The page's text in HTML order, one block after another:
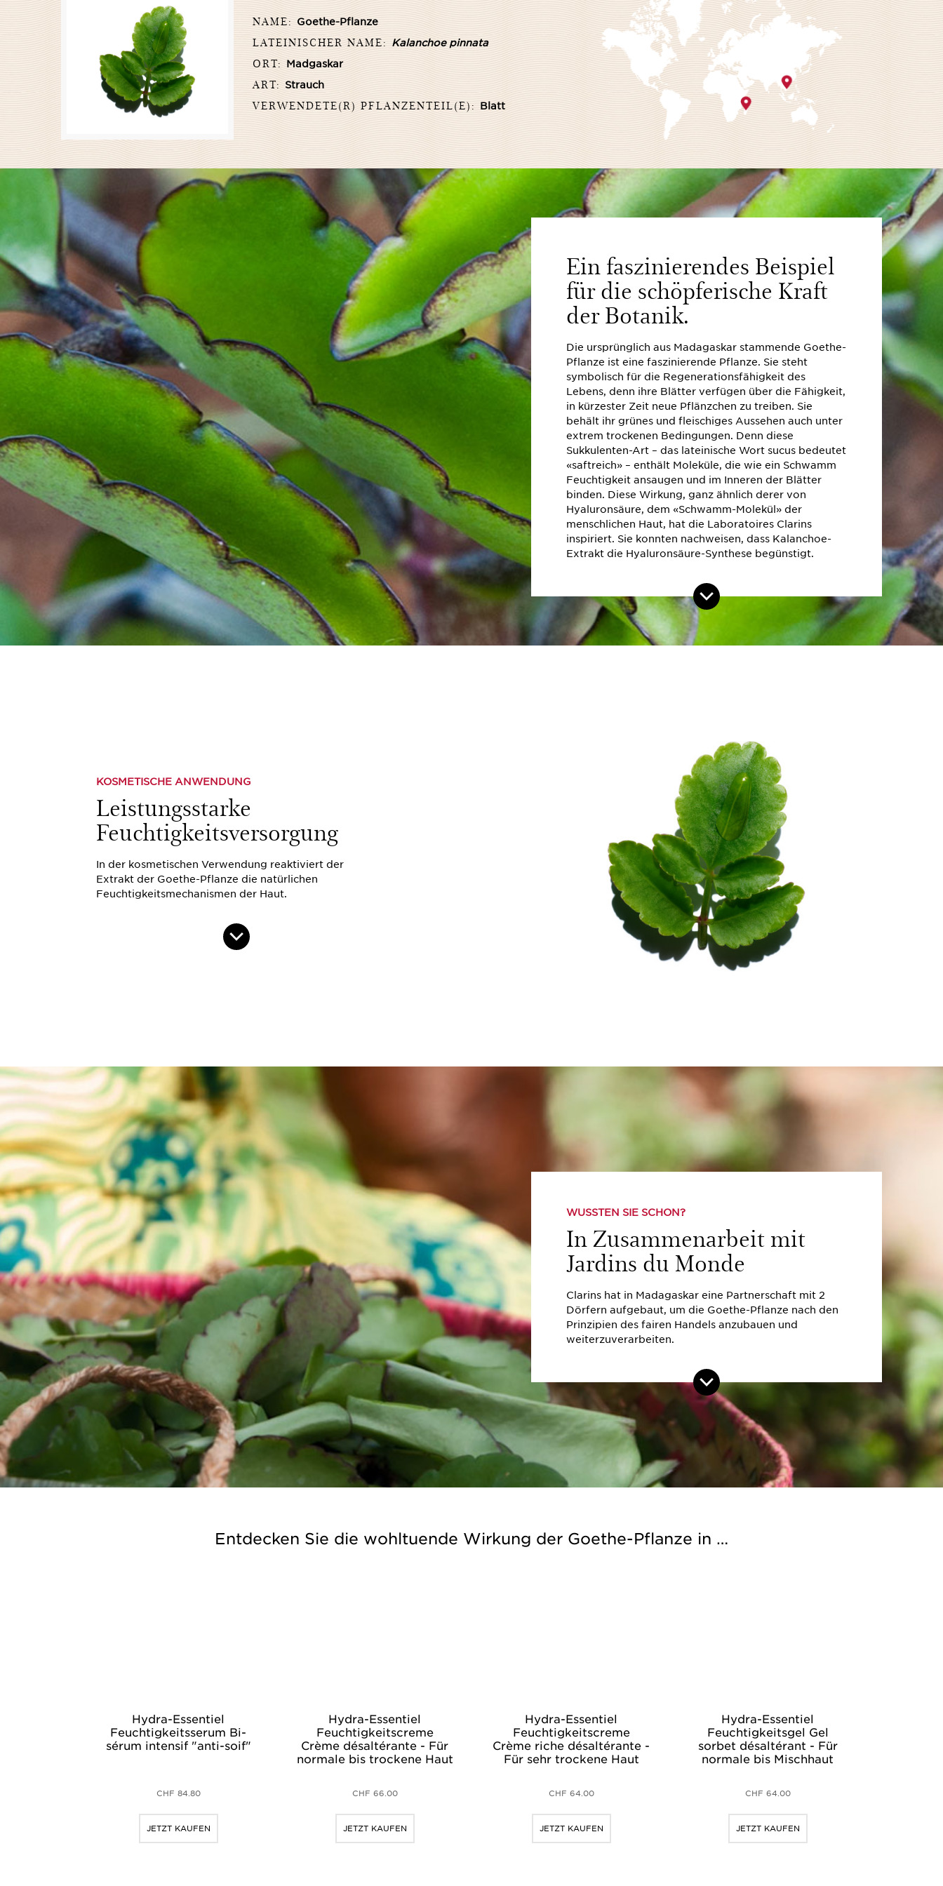
NAME: Goethe-Pflanze
LATEINISCHER NAME: Kalanchoe pinnata
ORT: Madgaskar
ART: Strauch
VERWENDETE(R) PFLANZENTEIL(E): Blatt
Ein faszinierendes Beispiel
für die schöpferische Kraft
der Botanik.
Die ursprünglich aus Madagaskar stammende Goethe-
Pflanze ist eine faszinierende Pflanze. Sie steht
symbolisch für die Regenerationsfähigkeit des
Lebens, denn ihre Blätter verfügen über die Fähigkeit,
in kürzester Zeit neue Pflänzchen zu treiben. Sie
behält ihr grünes und fleischiges Aussehen auch unter
extrem trockenen Bedingungen. Denn diese
Sukkulenten-Art – das lateinische Wort sucus bedeutet
«saftreich» – enthält Moleküle, die wie ein Schwamm
Feuchtigkeit ansaugen und im Inneren der Blätter
binden. Diese Wirkung, ganz ähnlich derer von
Hyaluronsäure, dem «Schwamm-Molekül» der
menschlichen Haut, hat die Laboratoires Clarins
inspiriert. Sie konnten nachweisen, dass Kalanchoe-
Extrakt die Hyaluronsäure-Synthese begünstigt.
KOSMETISCHE ANWENDUNG
Leistungsstarke
Feuchtigkeitsversorgung
In der kosmetischen Verwendung reaktiviert der
Extrakt der Goethe-Pflanze die natürlichen
Feuchtigkeitsmechanismen der Haut.
WUSSTEN SIE SCHON?
In Zusammenarbeit mit
Jardins du Monde
Clarins hat in Madagaskar eine Partnerschaft mit 2
Dörfern aufgebaut, um die Goethe-Pflanze nach den
Prinzipien des fairen Handels anzubauen und
weiterzuverarbeiten.
Entdecken Sie die wohltuende Wirkung der Goethe-Pflanze in …
Hydra-Essentiel
Feuchtigkeitsserum Bi-
sérum intensif "anti-soif"
CHF 84.80
JETZT KAUFEN
Hydra-Essentiel
Feuchtigkeitscreme
Crème désaltérante - Für
normale bis trockene Haut
CHF 66.00
JETZT KAUFEN
Hydra-Essentiel
Feuchtigkeitscreme
Crème riche désaltérante -
Für sehr trockene Haut
CHF 64.00
JETZT KAUFEN
Hydra-Essentiel
Feuchtigkeitsgel Gel
sorbet désaltérant - Für
normale bis Mischhaut
CHF 64.00
JETZT KAUFEN